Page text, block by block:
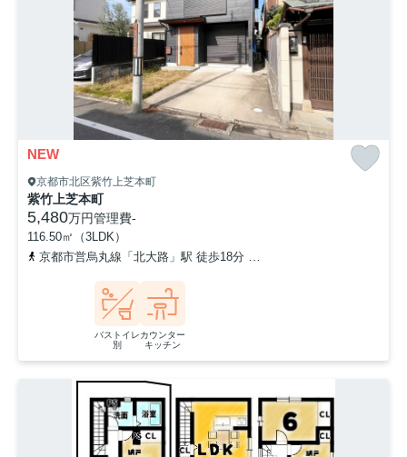
NEW
京都市北区紫竹上芝本町
紫竹上芝本町
5,480万円管理費-
116.50㎡（3LDK）
京都市営烏丸線「北大路」駅 徒歩18分
バストイレ
別
カウンター
キッチン